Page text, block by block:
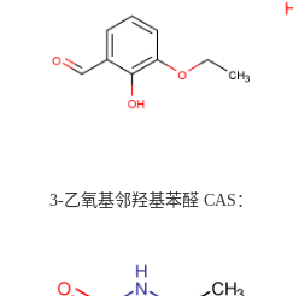
3-乙氧基邻羟基苯醛 CAS：
校可先用后付